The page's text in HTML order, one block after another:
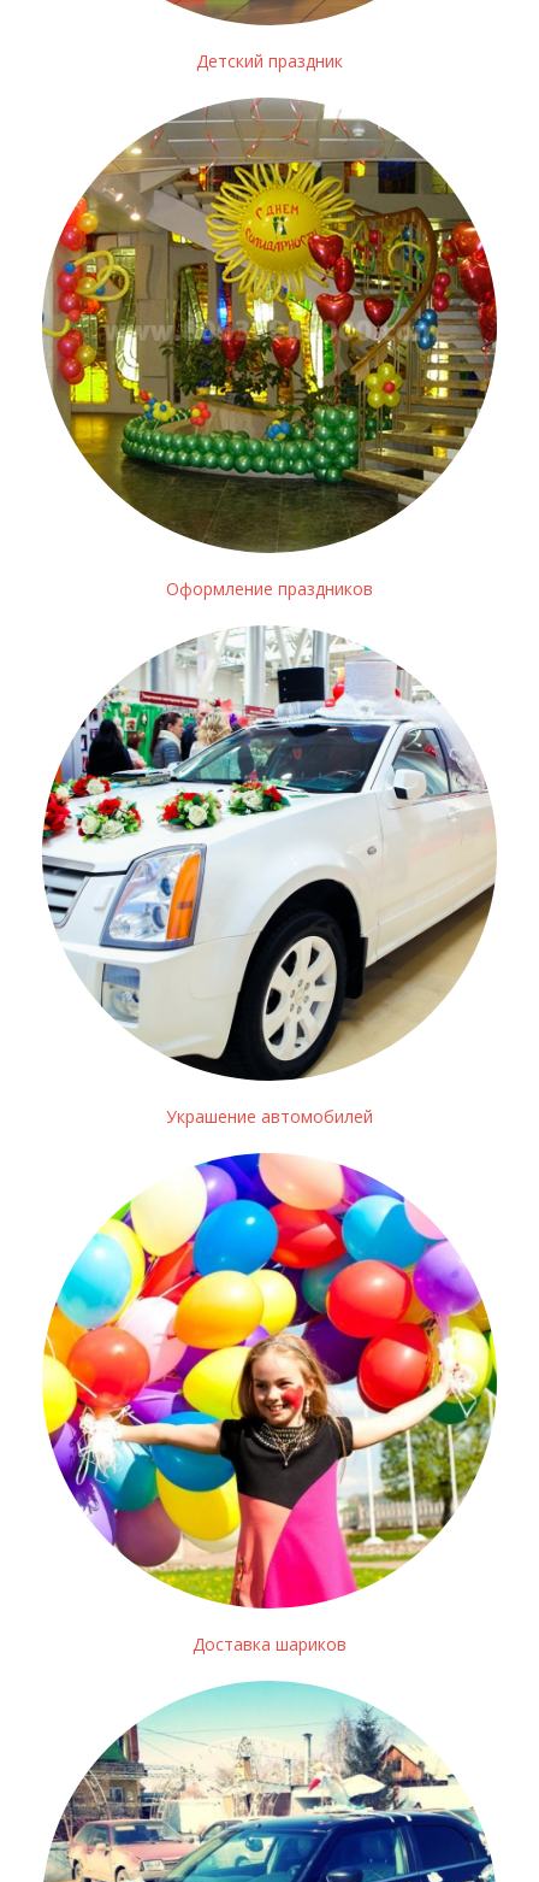
Детский праздник
Оформление праздников
Украшение автомобилей
Доставка шариков